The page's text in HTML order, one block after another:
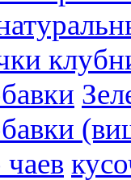
чаев